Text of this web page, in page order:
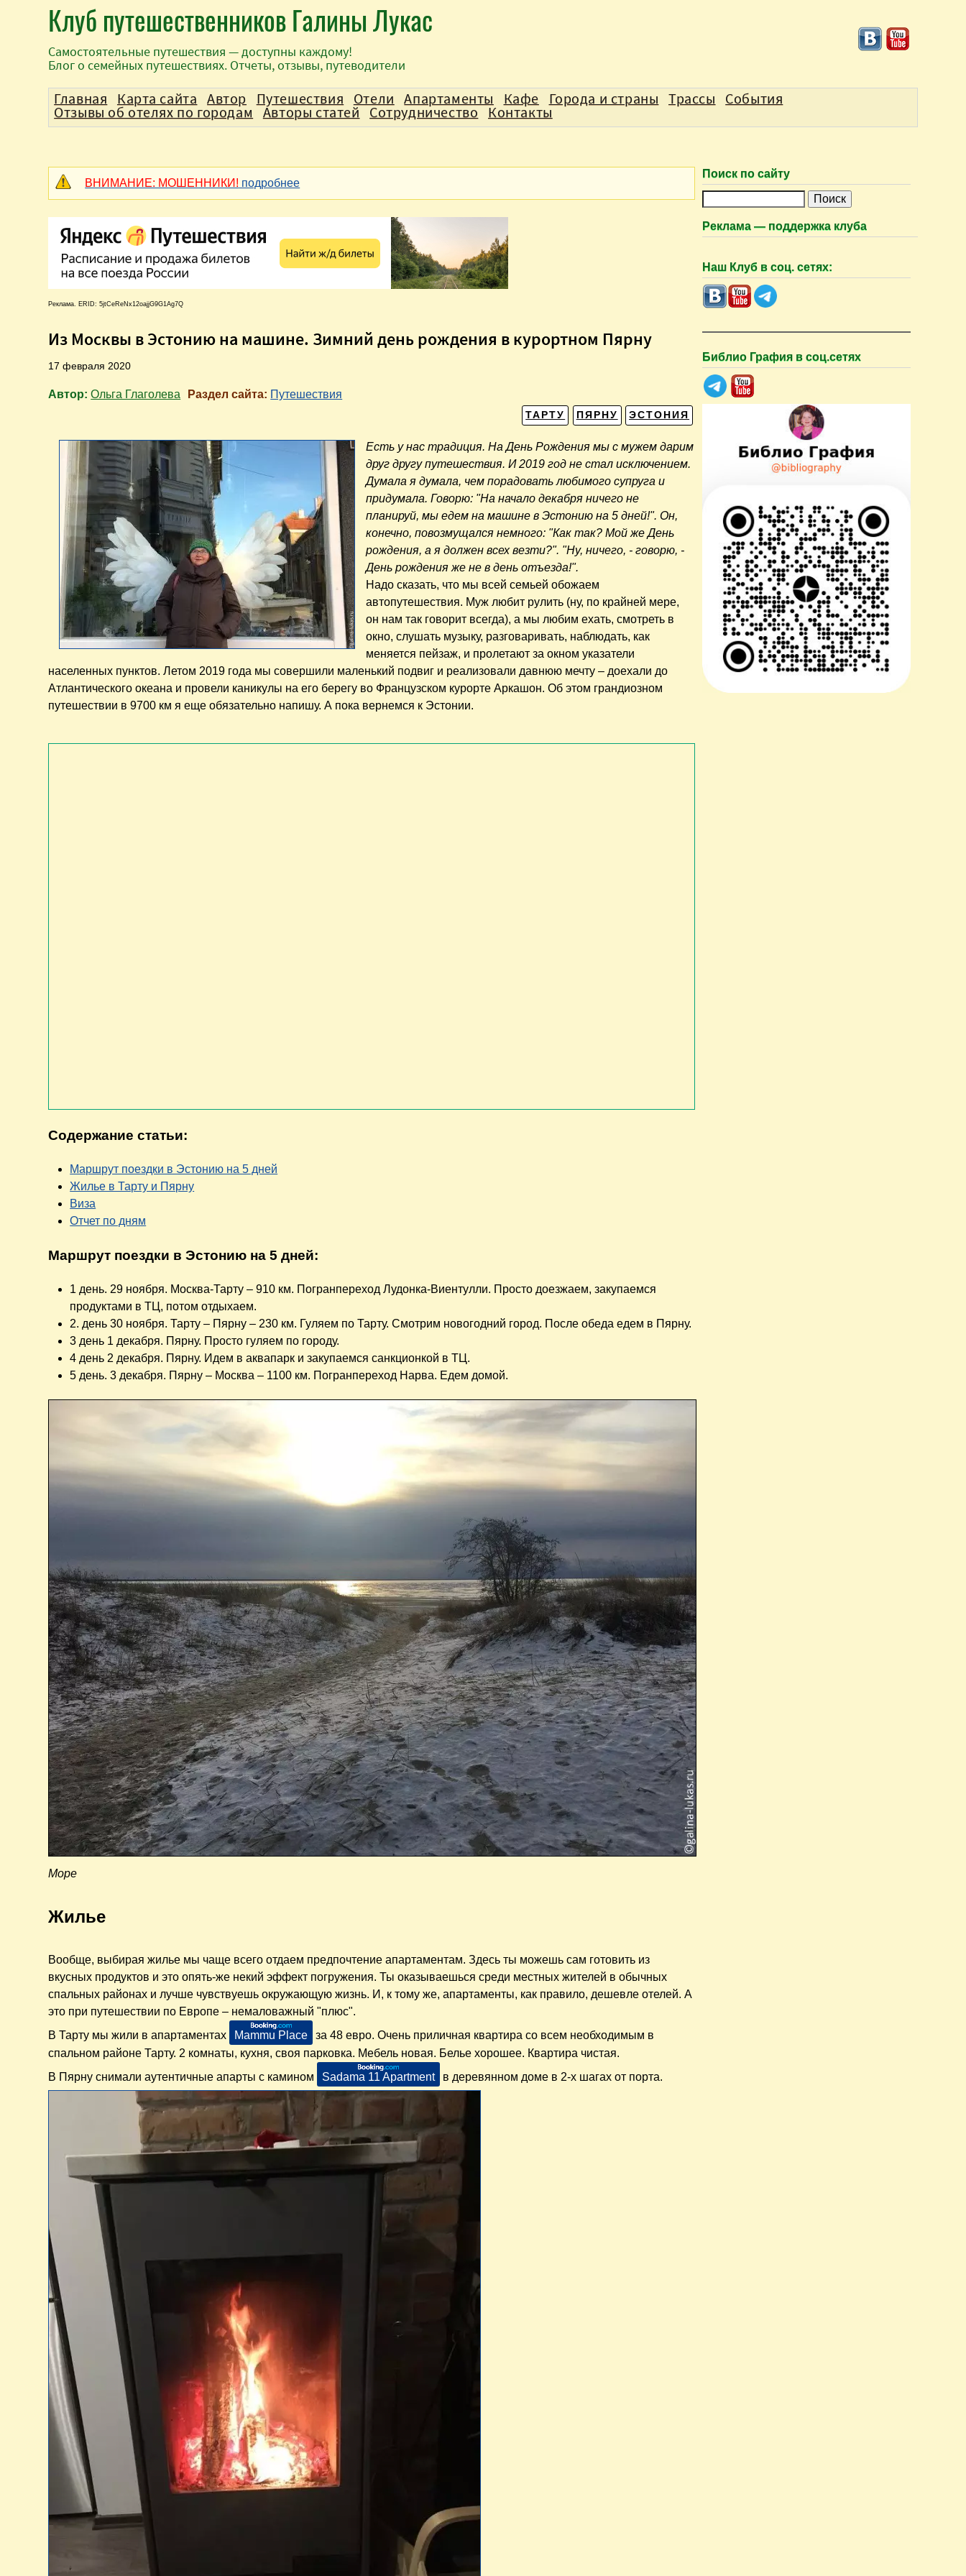
Клуб путешественников Галины Лукас
Самостоятельные путешествия — доступны каждому!
Блог о семейных путешествиях. Отчеты, отзывы, путеводители
ВНИМАНИЕ: МОШЕННИКИ! подробнее
Реклама. ERID: 5jtCeReNx12oajjG9G1Ag7Q
Из Москвы в Эстонию на машине. Зимний день рождения в курортном Пярну
17 февраля 2020
Автор:Ольга Глаголева Раздел сайта: Путешествия
ЭСТОНИЯ
ПЯРНУ
ТАРТУ
Есть у нас традиция. На День Рождения мы с мужем дарим
друг другу путешествия. И 2019 год не стал исключением.
Думала я думала, чем порадовать любимого супруга и
придумала. Говорю: "На начало декабря ничего не
планируй, мы едем на машине в Эстонию на 5 дней!". Он,
конечно, повозмущался немного: "Как так? Мой же День
рождения, а я должен всех везти?". "Ну, ничего, - говорю, -
День рождения же не в день отъезда!".
Надо сказать, что мы всей семьей обожаем
автопутешествия. Муж любит рулить (ну, по крайней мере,
он нам так говорит всегда), а мы любим ехать, смотреть в
окно, слушать музыку, разговаривать, наблюдать, как
меняется пейзаж, и пролетают за окном указатели
населенных пунктов. Летом 2019 года мы совершили маленький подвиг и реализовали давнюю мечту – доехали до
Атлантического океана и провели каникулы на его берегу во Французском курорте Аркашон. Об этом грандиозном
путешествии в 9700 км я еще обязательно напишу. А пока вернемся к Эстонии.
Содержание статьи:
Маршрут поездки в Эстонию на 5 дней
Жилье в Тарту и Пярну
Виза
Отчет по дням
Маршрут поездки в Эстонию на 5 дней:
1 день. 29 ноября. Москва-Тарту – 910 км. Погранпереход Лудонка-Виентулли. Просто доезжаем, закупаемся
продуктами в ТЦ, потом отдыхаем.
2. день 30 ноября. Тарту – Пярну – 230 км. Гуляем по Тарту. Смотрим новогодний город. После обеда едем в Пярну.
3 день 1 декабря. Пярну. Просто гуляем по городу.
4 день 2 декабря. Пярну. Идем в аквапарк и закупаемся санкционкой в ТЦ.
5 день. 3 декабря. Пярну – Москва – 1100 км. Погранпереход Нарва. Едем домой.
Море
Жилье
Вообще, выбирая жилье мы чаще всего отдаем предпочтение апартаментам. Здесь ты можешь сам готовить из
вкусных продуктов и это опять-же некий эффект погружения. Ты оказываешься среди местных жителей в обычных
спальных районах и лучше чувствуешь окружающую жизнь. И, к тому же, апартаменты, как правило, дешевле отелей. А
это при путешествии по Европе – немаловажный "плюс".
В Тарту мы жили в апартаментах
Mammu Place
за 48 евро. Очень приличная квартира со всем необходимым в
спальном районе Тарту. 2 комнаты, кухня, своя парковка. Мебель новая. Белье хорошее. Квартира чистая.
В Пярну снимали аутентичные апарты с камином
Sadama 11 Apartment в деревянном доме в 2-х шагах от порта.
Главная Карта сайта Автор Путешествия Отели Апартаменты Кафе Города и страны Трассы События
Отзывы об отелях по городам Авторы статей Сотрудничество Контакты
Поиск по сайту
и
к
Реклама — поддержка клуба
Наш Клуб в соц. сетях:
Библио Графия в соц.сетях